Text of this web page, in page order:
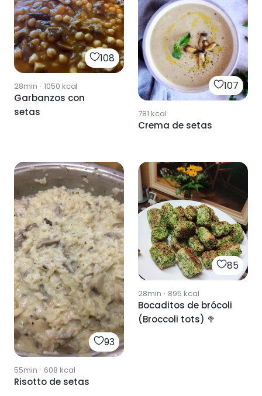
108
28min · 1050 kcal
Garbanzos con
setas
107
781 kcal
Crema de setas
93
55min · 608 kcal
Risotto de setas
85
28min · 895 kcal
Bocaditos de brócoli
(Broccoli tots) 🥦